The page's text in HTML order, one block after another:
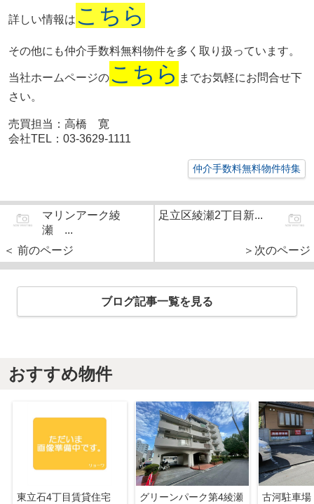
詳しい情報は こちら
その他にも仲介手数料無料物件を多く取り扱っています。
当社ホームページのこちら までお気軽にお問合せ下
さい。
売買担当：高橋 寛
会社TEL：03-3629-1111
仲介手数料無料物件特集
マリンアーク綾
瀬 ...
＜ 前のページ
足立区綾瀬2丁目新...
＞次のページ
ブログ記事一覧を見る
おすすめ物件
東立石4丁目賃貸住宅
グリーンパーク第4綾瀬
古河駐車場